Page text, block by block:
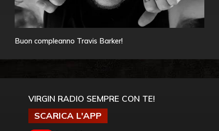
Buon compleanno Travis Barker!
VIRGIN RADIO SEMPRE CON TE!
SCARICA L'APP